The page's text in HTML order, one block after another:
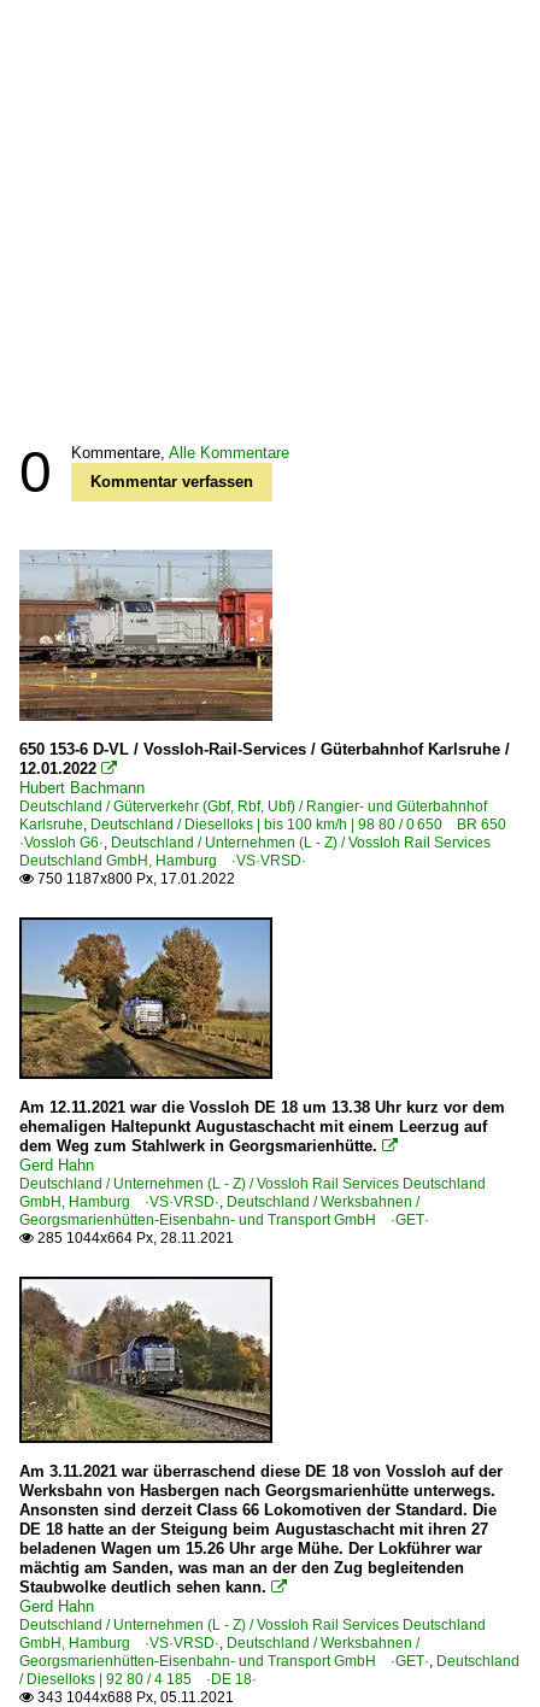
0 Kommentare, Alle Kommentare
Kommentar verfassen
650 153-6 D-VL / Vossloh-Rail-Services / Güterbahnhof Karlsruhe /
12.01.2022 
Hubert Bachmann
Deutschland / Güterverkehr (Gbf, Rbf, Ubf) / Rangier- und Güterbahnhof
Karlsruhe, Deutschland / Dieselloks | bis 100 km/h | 98 80 / 0 650 BR 650
·Vossloh G6·, Deutschland / Unternehmen (L - Z) / Vossloh Rail Services
Deutschland GmbH, Hamburg ·VS·VRSD·
 750 1187x800 Px, 17.01.2022
Am 12.11.2021 war die Vossloh DE 18 um 13.38 Uhr kurz vor dem
ehemaligen Haltepunkt Augustaschacht mit einem Leerzug auf
dem Weg zum Stahlwerk in Georgsmarienhütte. 
Gerd Hahn
Deutschland / Unternehmen (L - Z) / Vossloh Rail Services Deutschland
GmbH, Hamburg ·VS·VRSD·, Deutschland / Werksbahnen /
Georgsmarienhütten-Eisenbahn- und Transport GmbH ·GET·
 285 1044x664 Px, 28.11.2021
Am 3.11.2021 war überraschend diese DE 18 von Vossloh auf der
Werksbahn von Hasbergen nach Georgsmarienhütte unterwegs.
Ansonsten sind derzeit Class 66 Lokomotiven der Standard. Die
DE 18 hatte an der Steigung beim Augustaschacht mit ihren 27
beladenen Wagen um 15.26 Uhr arge Mühe. Der Lokführer war
mächtig am Sanden, was man an der den Zug begleitenden
Staubwolke deutlich sehen kann. 
Gerd Hahn
Deutschland / Unternehmen (L - Z) / Vossloh Rail Services Deutschland
GmbH, Hamburg ·VS·VRSD·, Deutschland / Werksbahnen /
Georgsmarienhütten-Eisenbahn- und Transport GmbH ·GET·, Deutschland
/ Dieselloks | 92 80 / 4 185 ·DE 18·
 343 1044x688 Px, 05.11.2021